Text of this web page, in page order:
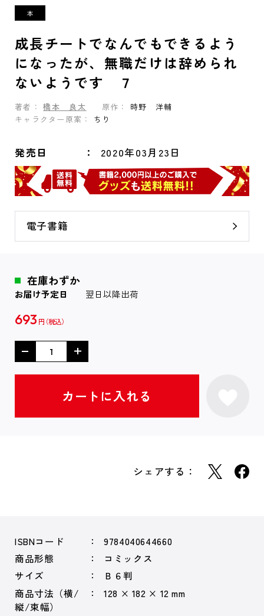
成長チートでなんでもできるよう
になったが、無職だけは辞められ
ないようです ７
著者： 橋本 良太 原作：
時野 洋輔
キャラクター原案：
ちり
発売日 2020年03月23日
電子書籍
在庫わずか
お届け予定日 翌日以降出荷
693 円
シェアする：
ISBNコード
9784040644660
商品形態
コミックス
サイズ
Ｂ６判
商品寸法（横/
縦/束幅）
128 × 182 × 12 mm